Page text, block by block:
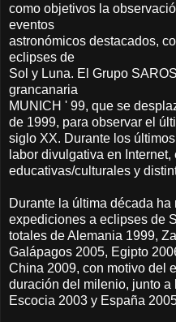
como objetivos la
eventos
astronómicos destacados,
eclipses de
Sol y Luna. El Grupo
grancanaria
MUNICH ' 99, que se
de 1999, para observar el
siglo XX. Durante los
labor divulgativa en Internet,
educativas/culturales y
Durante la última década
expediciones a eclipses de
totales de Alemania 1999,
Galápagos 2005, Egipto
China 2009, con motivo del
duración del milenio, junto
Escocia 2003 y España